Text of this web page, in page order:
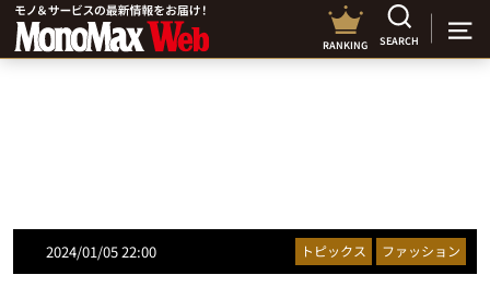
RANKING SEARCH
2024/01/05 22:00 トピックス ファッション